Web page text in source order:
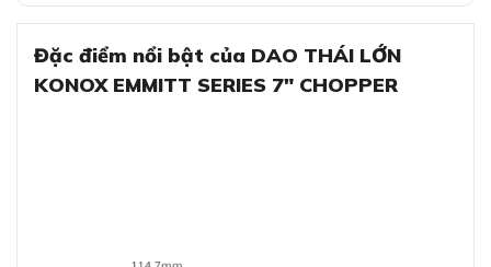
Đặc điểm nổi bật của DAO THÁI LỚN
KONOX EMMITT SERIES 7″ CHOPPER